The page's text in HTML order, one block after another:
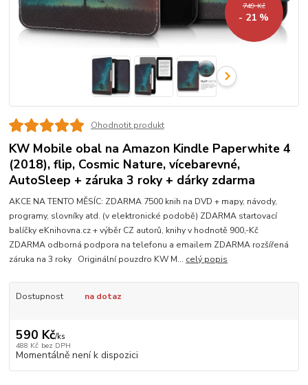
749 Kč
- 21 %
Ohodnotit produkt
KW Mobile obal na Amazon Kindle Paperwhite 4
(2018), flip, Cosmic Nature, vícebarevné,
AutoSleep + záruka 3 roky + dárky zdarma
AKCE NA TENTO MĚSÍC: ZDARMA 7500 knih na DVD + mapy, návody,
programy, slovníky atd. (v elektronické podobě) ZDARMA startovací
balíčky eKnihovna.cz + výběr CZ autorů, knihy v hodnotě 900,-Kč
ZDARMA odborná podpora na telefonu a emailem ZDARMA rozšířená
záruka na 3 roky Originální pouzdro KW M... celý popis
Dostupnost na dotaz
590 Kč/ks
488 Kč bez DPH
Momentálně není k dispozici